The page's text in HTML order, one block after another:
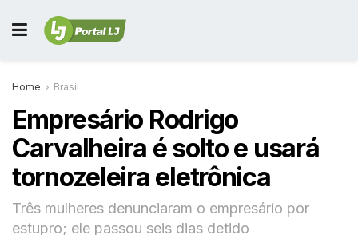
Home Brasil
Empresário Rodrigo
Carvalheira é solto e usará
tornozeleira eletrônica
Três mulheres denunciaram o empresário por
estupro; ele passou seis dias detido